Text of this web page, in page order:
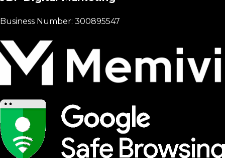
Business Number: 300895547